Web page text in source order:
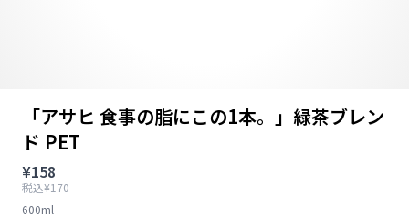
「アサヒ 食事の脂にこの1本。」緑茶ブレン
ド PET
¥158
税込¥170
600ml